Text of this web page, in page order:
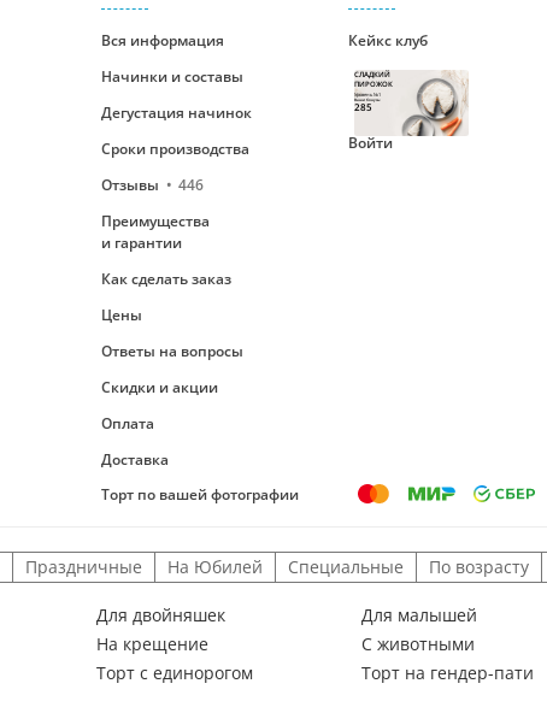
Вся информация
Начинки и составы
Дегустация начинок
Сроки производства
Отзывы
446
Преимущества
и гарантии
Как сделать заказ
Цены
Ответы на вопросы
Скидки и акции
Оплата
Доставка
Торт по вашей фотографии
Кейкс клуб
СЛАДКИЙ
ПИРОЖОК
Уровень №1
Ваши бонусы
285
Войти
Праздничные На Юбилей Специальные По возрасту
Для двойняшек
Для малышей
На крещение
С животными
Торт с единорогом
Торт на гендер-пати